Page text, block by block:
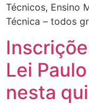
Técnicos, Ensino
Técnica – todos
Lei
nesta